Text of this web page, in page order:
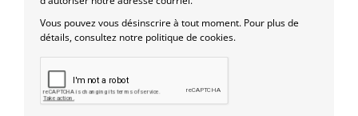
Vous pouvez vous désinscrire à tout moment. Pour plus de
détails, consultez notre politique de cookies.